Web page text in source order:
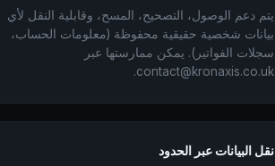
يتم دعم الوصول، التصحيح، المسح، وقابلية النقل لأي
بيانات شخصية حقيقية محفوظة (معلومات الحساب،
سجلات الفواتير). يمكن ممارستها عبر
contact@kronaxis.co.uk.
نقل البيانات عبر الحدود